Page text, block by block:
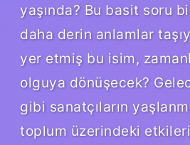
yaşında? Bu basit soru
daha derin anlamlar
yer etmiş bu isim,
olguya dönüşecek?
gibi sanatçıların
toplum üzerindeki etkileri